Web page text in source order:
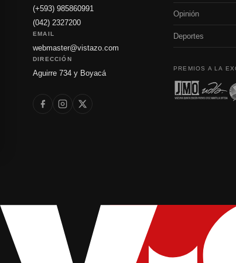
(+593) 985860991
(042) 2327200
EMAIL
webmaster@vistazo.com
DIRECCIÓN
Aguirre 734 y Boyacá
Opinión
Deportes
PREMIOS A LA